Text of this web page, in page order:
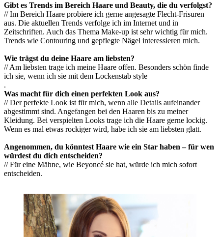
Gibt es Trends im Bereich Haare und Beauty, die du verfolgst?
// Im Bereich Haare probiere ich gerne angesagte Flecht-Frisuren
aus. Die aktuellen Trends verfolge ich im Internet und in
Zeitschriften. Auch das Thema Make-up ist sehr wichtig für mich.
Trends wie Contouring und gepflegte Nägel interessieren mich.
Wie trägst du deine Haare am liebsten?
// Am liebsten trage ich meine Haare offen. Besonders schön finde
ich sie, wenn ich sie mit dem Lockenstab style
.
Was macht für dich einen perfekten Look aus?
// Der perfekte Look ist für mich, wenn alle Details aufeinander
abgestimmt sind. Angefangen bei den Haaren bis zu meiner
Kleidung. Bei verspielten Looks trage ich die Haare gerne lockig.
Wenn es mal etwas rockiger wird, habe ich sie am liebsten glatt.
Angenommen, du könntest Haare wie ein Star haben – für wen
würdest du dich entscheiden?
// Für eine Mähne, wie Beyoncé sie hat, würde ich mich sofort
entscheiden.